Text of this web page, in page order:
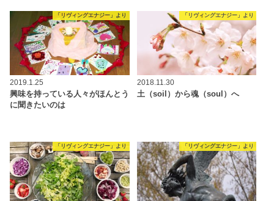
「リヴィングエナジー」より
2019.1.25
興味を持っている人々がほんとう
に聞きたいのは
「リヴィングエナジー」より
2018.11.30
土（soil）から魂（soul）へ
「リヴィングエナジー」より 「リヴィングエナジー」より